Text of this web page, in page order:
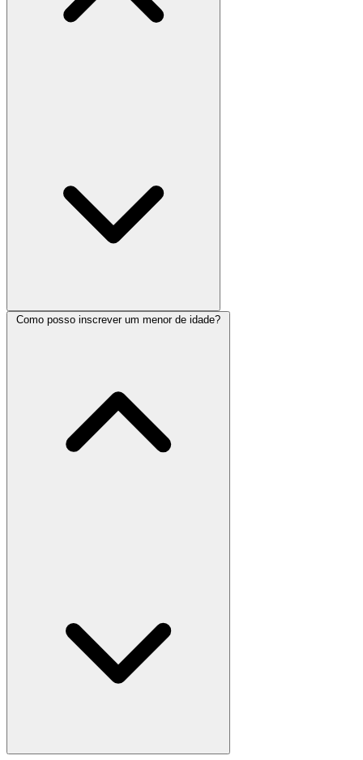
Como posso inscrever um menor de idade?